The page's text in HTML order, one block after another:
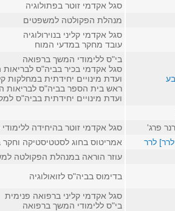
סגל אקדמי זוטר בפתולוגיה
מנהלת הפקולטה למשפטים
סגל אקדמי קליני בנוירולוגיה
עובד מחקר במדעי המוח
בי"ס ללימודי המשך ברפואה
סגל אקדמי בכיר בביה"ס לבריאות
ועדת מינויים יחידתית במחלקות
ראש בית הספר בביה"ס לבריאות
ועדת מינויים יחידתית בביה"ס
פרג'
סגל אקדמי זוטר בהיחידה
לרר
אמריטוס בחוג לסטטיסטיקה וחקר
עוזר הוראה במנהלת הפקולטה
בדימוס בביה"ס לזואולוגיה
סגל אקדמי קליני ברפואה פנימית
בי"ס ללימודי המשך ברפואה